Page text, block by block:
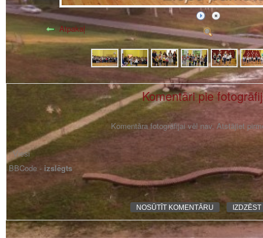
Atpakaļ
Komentāri pie
Komentāra fotogrāfijai vēl nav. Atstājiet
BBCode - izslēgts